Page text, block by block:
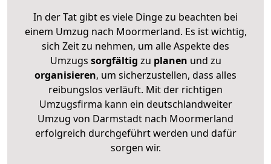
In der Tat gibt es viele Dinge zu beachten bei
einem Umzug nach Moormerland. Es ist wichtig,
sich Zeit zu nehmen, um alle Aspekte des
Umzugs sorgfältig zu planen und zu
organisieren, um sicherzustellen, dass alles
reibungslos verläuft. Mit der richtigen
Umzugsfirma kann ein deutschlandweiter
Umzug von Darmstadt nach Moormerland
erfolgreich durchgeführt werden und dafür
sorgen wir.